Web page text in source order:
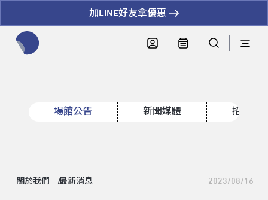
加LINE好友拿優惠
場館公告 新聞媒體 招標資
關於我們 最新消息 2023/08/16